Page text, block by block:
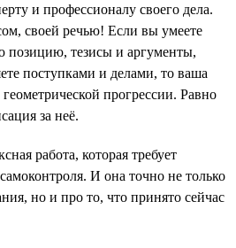
и профессионалу своего дела.
своей речью! Если вы умеете
позицию, тезисы и аргументы,
поступками и делами, то ваша
геометрической прогрессии. Равно
за неё.
работа, которая требует
И она точно не только
но и про то, что принято сейчас